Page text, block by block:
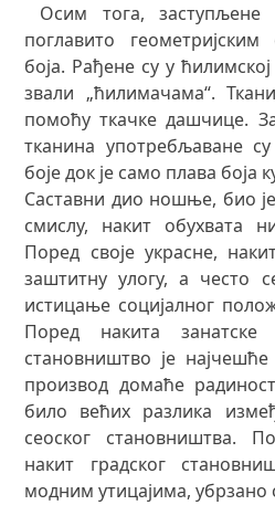
Осим тога,
поглавито
боја. Рађене су у
звали „ћилимачама“.
помоћу ткачке дашчице.
тканина употребљаване
боје док је само плава боја
Саставни дио ношње, био
смислу, накит обухвата
Поред своје украсне,
заштитну улогу, а често
истицање социјалног
Поред накита занатске
становништво је
производ домаће
било већих разлика
сеоског становништва.
накит градског
модним утицајима, убрзано